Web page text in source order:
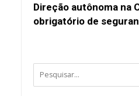
Direção autônoma na
obrigatório de